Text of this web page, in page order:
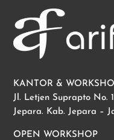
KANTOR &
Jl. Letjen Suprapto No.
Jepara. Kab. Jepara –
OPEN WORKSHOP